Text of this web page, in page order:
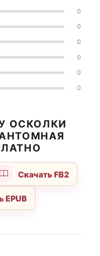
0
0
0
0
0
0
ОСКОЛКИ
Скачать FB2
EPUB